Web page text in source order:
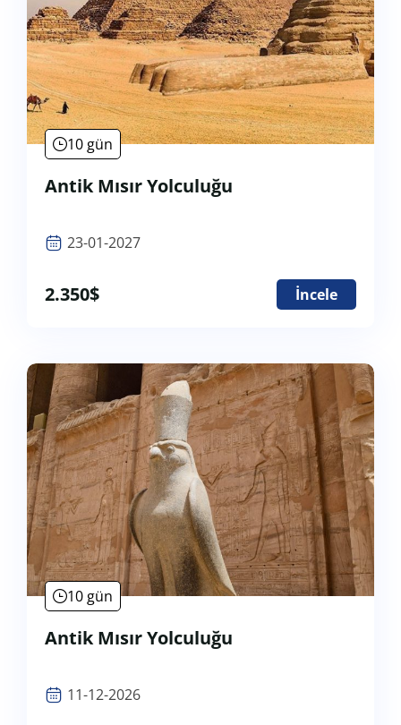
10 gün
Antik Mısır Yolculuğu
23-01-2027
2.350$ İncele
10 gün
Antik Mısır Yolculuğu
11-12-2026